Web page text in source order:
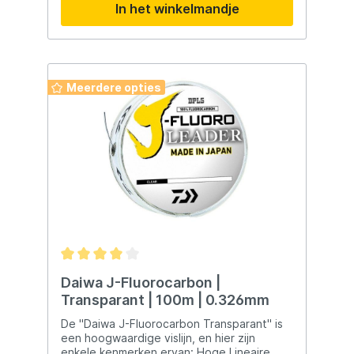
In het winkelmandje
Meerdere opties
Daiwa J-Fluorocarbon |
Transparant | 100m | 0.326mm
De "Daiwa J-Fluorocarbon Transparant" is
een hoogwaardige vislijn, en hier zijn